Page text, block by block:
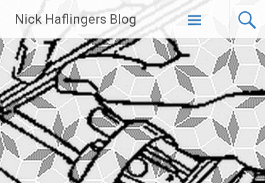
Inhalt
springen
Nick Haflingers Blog